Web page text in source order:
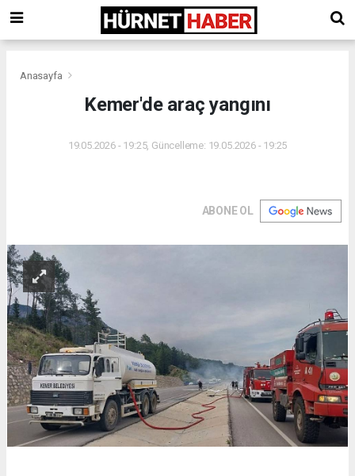
Anasayfa
Kemer'de araç yangını
19.05.2026 - 19:25, Güncelleme: 19.05.2026 - 19:25
ABONE OL